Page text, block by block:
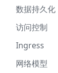
数据持久化
访问控制
Ingress
网络模型